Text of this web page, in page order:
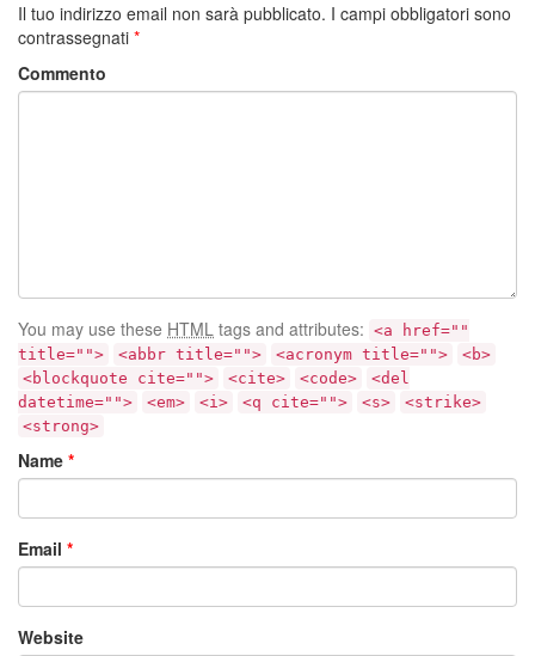
Il tuo indirizzo email non sarà pubblicato. I campi obbligatori sono
contrassegnati *
Commento
You may use these HTML tags and attributes: <a href=""
title="">
<abbr title=""> <acronym title="">
<b>
<blockquote cite="">
<cite> <code>
<del
datetime="">
<em> <i> <q cite=""> <s>
<strike>
<strong>
Name *
Email *
Website